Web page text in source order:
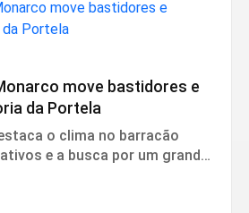
move bastidores e
da Portela
o clima no barracão
e a busca por um grande
da escola.